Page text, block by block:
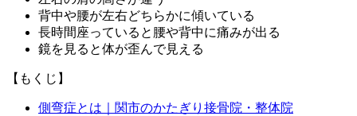
背中や腰が左右どちらかに傾いている
長時間座っていると腰や背中に痛みが出る
鏡を見ると体が歪んで見える
【もくじ】
側弯症とは｜関市のかたぎり接骨院・整体院